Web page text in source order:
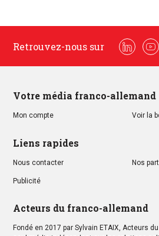
Retrouvez-nous sur
Linkedin
Votre média franco-allemand
Mon compte Voir la
Liens rapides
Nous contacter Nos
Publicité
Acteurs du franco-allemand
Fondé en 2017 par Sylvain ETAIX, Acteurs